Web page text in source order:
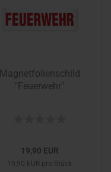
Magnetfolienschild
"Feuerwehr"
19,90 EUR
19,90 EUR pro Stück